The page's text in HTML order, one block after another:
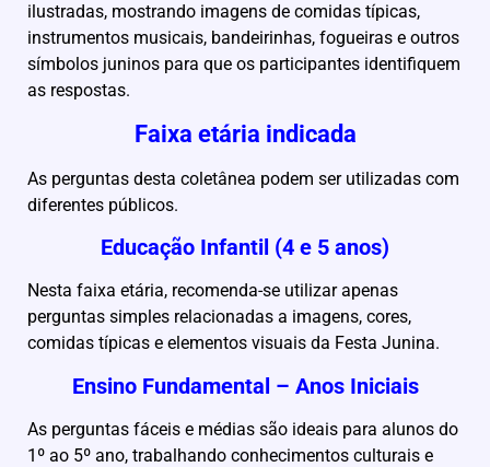
ilustradas, mostrando imagens de comidas típicas,
instrumentos musicais, bandeirinhas, fogueiras e outros
símbolos juninos para que os participantes identifiquem
as respostas.
Faixa etária indicada
As perguntas desta coletânea podem ser utilizadas com
diferentes públicos.
Educação Infantil (4 e 5 anos)
Nesta faixa etária, recomenda-se utilizar apenas
perguntas simples relacionadas a imagens, cores,
comidas típicas e elementos visuais da Festa Junina.
Ensino Fundamental – Anos Iniciais
As perguntas fáceis e médias são ideais para alunos do
1º ao 5º ano, trabalhando conhecimentos culturais e